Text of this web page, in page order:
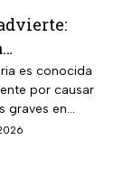
podría
entre
y animales
es conocida
por causar
graves en